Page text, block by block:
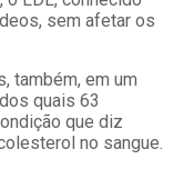
sem afetar os
também, em um
quais 63
que diz
no sangue.